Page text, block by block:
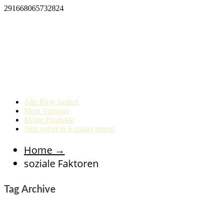
291668065732824
Alle Blog Artikel
Mein Vorträge
Meine Produkte
Jetzt sofort in Kontakt treten!
Home →
soziale Faktoren
Tag Archive